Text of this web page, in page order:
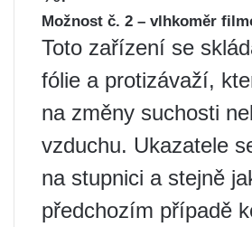
Možnost č. 2 – vlhkoměr
Toto zařízení se
fólie a protizávaží,
na změny suchosti
vzduchu. Ukazatele
na stupnici a stejně
předchozím případě